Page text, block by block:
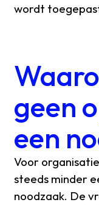
wordt
geen
een
Voor
steeds minder
noodzaak. De